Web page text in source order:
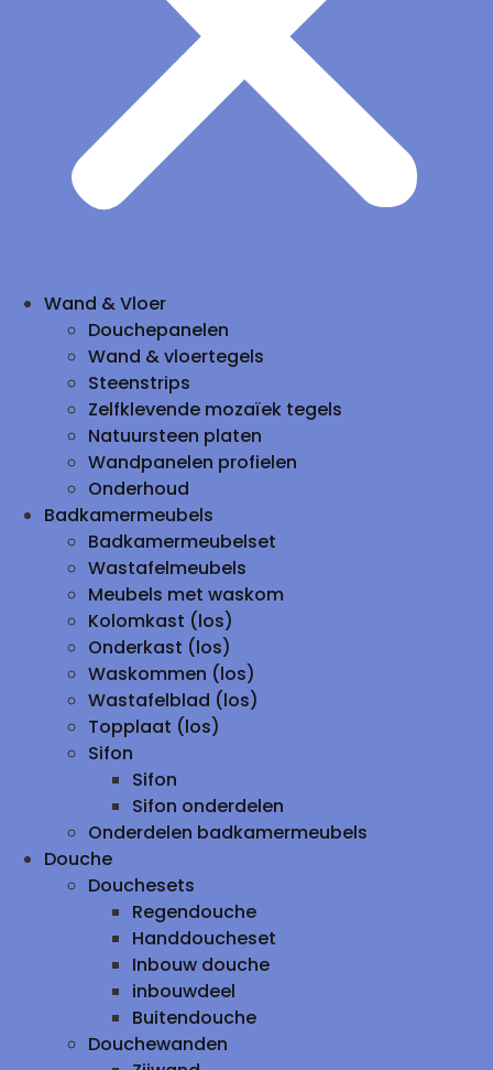
Wand & Vloer
Douchepanelen
Wand & vloertegels
Steenstrips
Zelfklevende mozaïek tegels
Natuursteen platen
Wandpanelen profielen
Onderhoud
Badkamermeubels
Badkamermeubelset
Wastafelmeubels
Meubels met waskom
Kolomkast (los)
Onderkast (los)
Waskommen (los)
Wastafelblad (los)
Topplaat (los)
Sifon
Sifon
Sifon onderdelen
Onderdelen badkamermeubels
Douche
Douchesets
Regendouche
Handdoucheset
Inbouw douche
inbouwdeel
Buitendouche
Douchewanden